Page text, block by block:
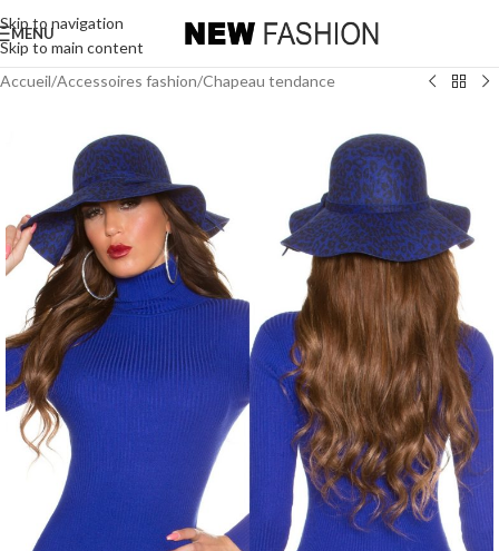
Skip to navigation
Skip to main content
MENU
Accueil/Accessoires fashion/Chapeau tendance